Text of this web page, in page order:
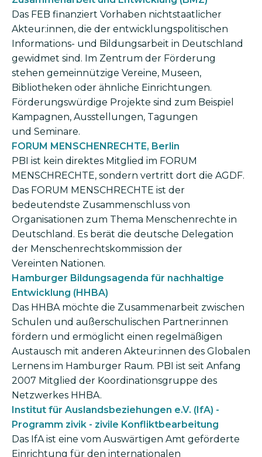
Das FEB finanziert Vorhaben nichtstaatlicher
Akteur:innen, die der entwicklungspolitischen
Informations- und Bildungsarbeit in Deutschland
gewidmet sind. Im Zentrum der Förderung
stehen gemeinnützige Vereine, Museen,
Bibliotheken oder ähnliche Einrichtungen.
Förderungs­würdige Projekte sind zum Beispiel
Kampagnen, Ausstellungen, Tagungen
und Seminare.
FORUM MENSCHENRECHTE, Berlin
PBI ist kein direktes Mitglied im FORUM
MENSCHRECHTE, sondern vertritt dort die AGDF.
Das FORUM MENSCHRECHTE ist der
bedeutendste Zusammenschluss von
Organisationen zum Thema Menschenrechte in
Deutschland. Es berät die deutsche Delegation
der Menschenrechtskommission der
Vereinten Nationen.
Hamburger Bildungsagenda für nachhaltige
Entwicklung (HHBA)
Das HHBA möchte die Zusammenarbeit zwischen
Schulen und außerschulischen Partner:innen
fördern und ermöglicht einen regelmäßigen
Austausch mit anderen Akteur:innen des Globalen
Lernens im Hamburger Raum. PBI ist seit Anfang
2007 Mitglied der Koordinationsgruppe des
Netzwerkes HHBA.
Institut für Auslandsbeziehungen e.V. (IfA) -
Programm zivik - zivile Konfliktbearbeitung
Das IfA ist eine vom Auswärtigen Amt geförderte
Einrichtung für den internationalen